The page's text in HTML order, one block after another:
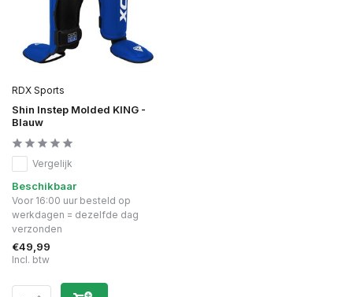
RDX Sports
Shin Instep Molded KING -
Blauw
Vergelijk
Beschikbaar
Voor 16:00 uur besteld op
werkdagen = dezelfde dag
verzonden
€49,99
Incl. btw